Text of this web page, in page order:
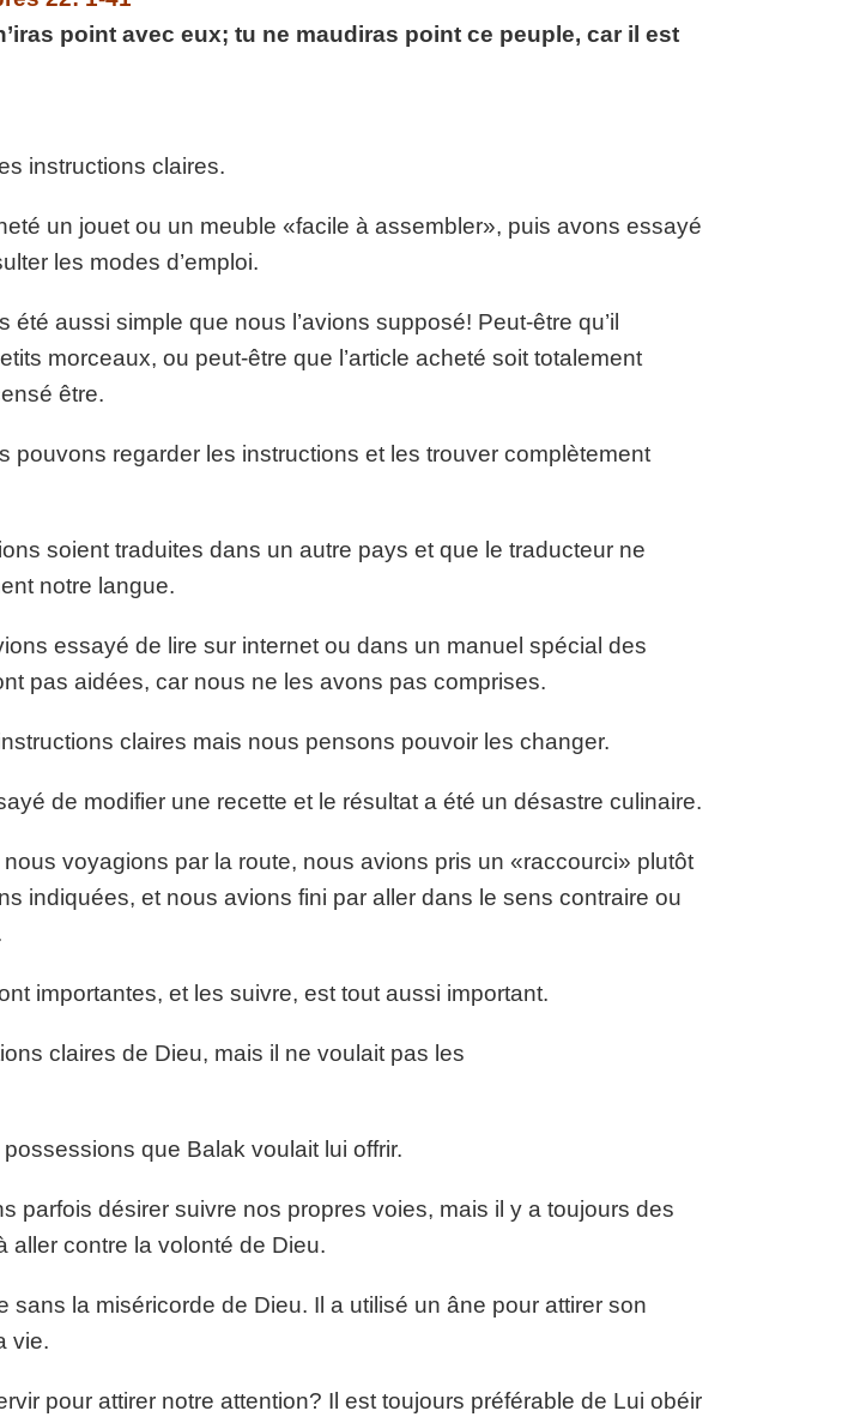
volume.point avec eux; tu ne maudiras point ce peuple, car il est
instructions claires.
un jouet ou un meuble «facile à assembler», puis avons essayé
les modes d’emploi.
été aussi simple que nous l’avions supposé! Peut-être qu’il
morceaux, ou peut-être que l’article acheté soit totalement
être.
pouvons regarder les instructions et les trouver complètement
soient traduites dans un autre pays et que le traducteur ne
notre langue.
essayé de lire sur internet ou dans un manuel spécial des
pas aidées, car nous ne les avons pas comprises.
claires mais nous pensons pouvoir les changer.
de modifier une recette et le résultat a été un désastre culinaire.
voyagions par la route, nous avions pris un «raccourci» plutôt
indiquées, et nous avions fini par aller dans le sens contraire ou
importantes, et les suivre, est tout aussi important.
claires de Dieu, mais il ne voulait pas les
que Balak voulait lui offrir.
parfois désirer suivre nos propres voies, mais il y a toujours des
aller contre la volonté de Dieu.
sans la miséricorde de Dieu. Il a utilisé un âne pour attirer son
vie.
pour attirer notre attention? Il est toujours préférable de Lui obéir